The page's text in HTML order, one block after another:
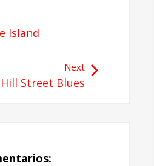
Island
Next
Hill Street Blues